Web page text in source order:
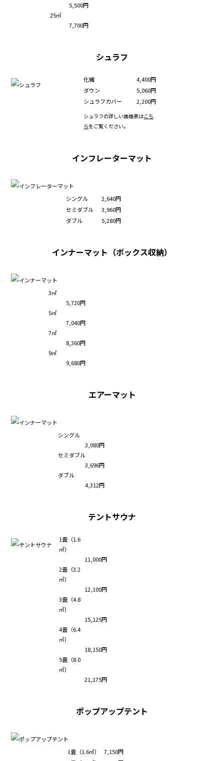
5,500円
25㎡
7,700円
シュラフ
化繊
4,400円
ダウン
5,060円
シュラフカバー
2,200円
シュラフの詳しい価格表はこち
らをご覧ください。
インフレーターマット
シングル
2,640円
セミダブル
3,960円
ダブル
5,280円
インナーマット（ボックス収納）
3㎡
5,720円
5㎡
7,040円
7㎡
8,360円
9㎡
9,680円
エアーマット
シングル
3,080円
セミダブル
3,696円
ダブル
4,312円
テントサウナ
1畳（1.6
㎡）
11,000円
2畳（3.2
㎡）
12,100円
3畳（4.8
㎡）
15,125円
4畳（6.4
㎡）
18,150円
5畳（8.0
㎡）
21,175円
ポップアップテント
1畳（1.6㎡）
7,150円